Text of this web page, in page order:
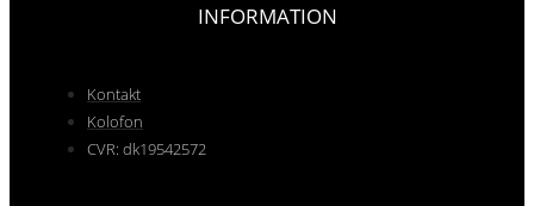
INFORMATION
Kontakt
Kolofon
CVR: dk19542572